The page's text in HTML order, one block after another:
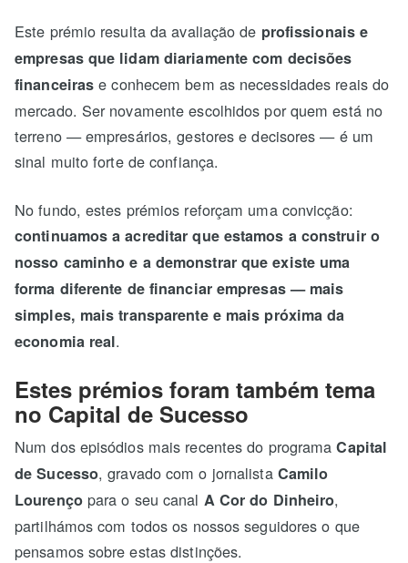
Este prémio resulta da avaliação de profissionais e
empresas que lidam diariamente com decisões
financeiras e conhecem bem as necessidades reais do
mercado. Ser novamente escolhidos por quem está no
terreno — empresários, gestores e decisores — é um
sinal muito forte de confiança.
No fundo, estes prémios reforçam uma convicção:
continuamos a acreditar que estamos a construir o
nosso caminho e a demonstrar que existe uma
forma diferente de financiar empresas — mais
simples, mais transparente e mais próxima da
economia real.
Estes prémios foram também tema
no Capital de Sucesso
Num dos episódios mais recentes do programaCapital
de Sucesso, gravado com o jornalista Camilo
Lourençopara o seu canal A Cor do Dinheiro,
partilhámos com todos os nossos seguidores o que
pensamos sobre estas distinções.